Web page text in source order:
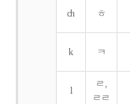
ch ㅎ
k ㅋ
l
ㄹ,
ㄹㄹ